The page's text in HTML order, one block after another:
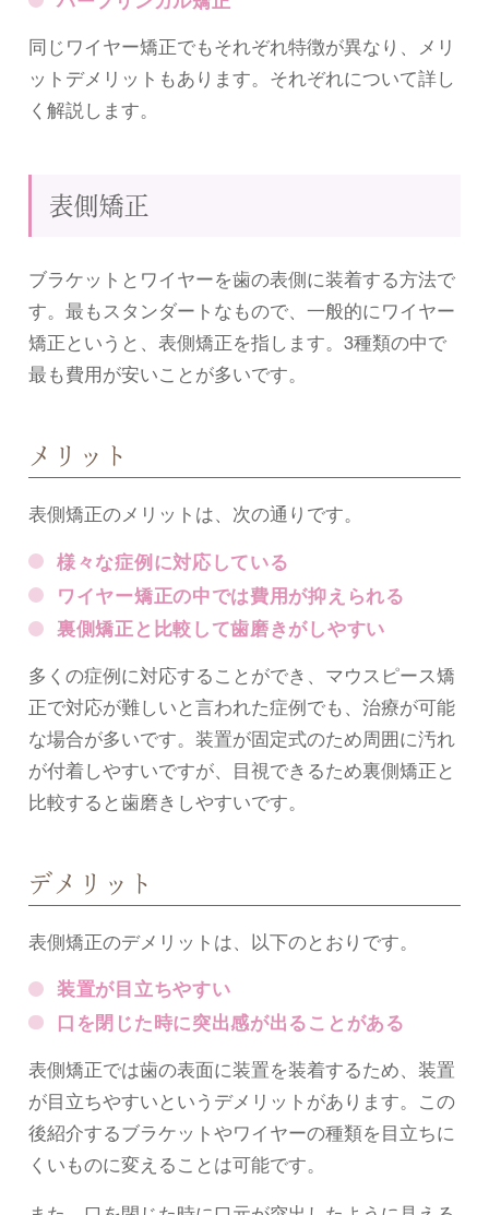
同じワイヤー矯正でもそれぞれ特徴が異なり、メリ
ットデメリットもあります。それぞれについて詳し
く解説します。
表側矯正
ブラケットとワイヤーを歯の表側に装着する方法で
す。最もスタンダートなもので、一般的にワイヤー
矯正というと、表側矯正を指します。3種類の中で
最も費用が安いことが多いです。
メリット
表側矯正のメリットは、次の通りです。
様々な症例に対応している
ワイヤー矯正の中では費用が抑えられる
裏側矯正と比較して歯磨きがしやすい
多くの症例に対応することができ、マウスピース矯
正で対応が難しいと言われた症例でも、治療が可能
な場合が多いです。装置が固定式のため周囲に汚れ
が付着しやすいですが、目視できるため裏側矯正と
比較すると歯磨きしやすいです。
デメリット
表側矯正のデメリットは、以下のとおりです。
装置が目立ちやすい
口を閉じた時に突出感が出ることがある
表側矯正では歯の表面に装置を装着するため、装置
が目立ちやすいというデメリットがあります。この
後紹介するブラケットやワイヤーの種類を目立ちに
くいものに変えることは可能です。